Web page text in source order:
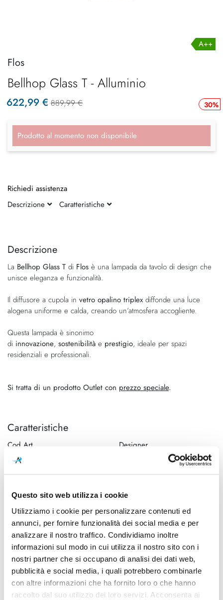
Questo sito web utilizza i cookie
Utilizziamo i cookie per personalizzare contenuti ed
annunci, per fornire funzionalità dei social media e per
analizzare il nostro traffico. Condividiamo inoltre
informazioni sul modo in cui utilizza il nostro sito con i
nostri partner che si occupano di analisi dei dati web,
pubblicità e social media, i quali potrebbero combinarle
con altre informazioni che ha fornito loro o che hanno
raccolto dal suo utilizzo dei loro servizi. Acconsenta ai
fine
galleria
di
della
di
immagini
Descrizione
La Bellhop Glass T di Flos è una lampada da tavolo di design che
unisce eleganza e funzionalità.
Il diffusore a cupola in vetro opalino triplex diffonde una luce
alogena uniforme e calda, creando un’atmosfera accogliente.
Questa lampada è sinonimo
di innovazione, sostenibilità e prestigio, ideale per spazi
residenziali e professionali.
Si tratta di un prodotto Outlet con prezzo speciale.
Caratteristiche
Cod.Art.
F1074064_OUTLET
Designer
Edward Barber, Jay Osgerby
Dimensioni
Sorgente luminosa
Potenza e attacco
E27 15W - 2000lm -
220/240v
Lampadina
E27 esclusa
Dimmerazione
Dimmerabile
Classe energetica
A++
IP
20
A++
Flos
Bellhop Glass T - Alluminio
30%
622,99 € 889,99 €
Prodotto al momento non disponibile
Richiedi assistenza
Descrizione
Caratteristiche